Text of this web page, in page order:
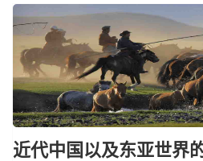
近代中国以及东亚世界